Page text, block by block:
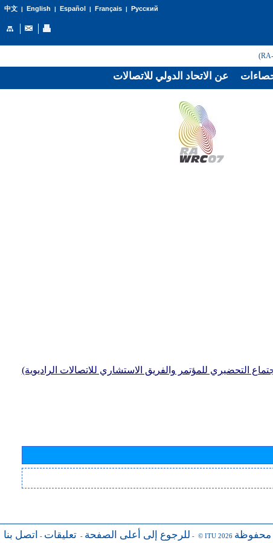
中文| English | Español | Français| Русский
التحضيري للمؤتمر والفريق الاستشاري للاتصالات الراديوية)
للرجوع إلى أعلى الصفحة - تعليقات - اتصل بنا - © ITU 2026 محفوظة
عن الاتحاد الدولي للاتصالات